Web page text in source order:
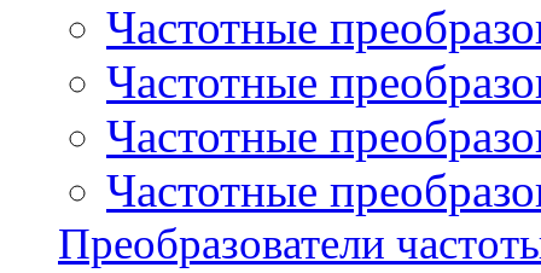
Частотные
Частотные
Частотные
Частотные
Преобразователи